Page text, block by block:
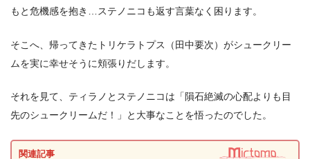
もと危機感を抱き…ステノニコも返す言葉なく困ります。
そこへ、帰ってきたトリケラトプス（田中要次）がシュークリー
ムを実に幸せそうに頬張りだします。
それを見て、ティラノとステノニコは「隕石絶滅の心配よりも目
先のシュークリームだ！」と大事なことを悟ったのでした。
関連記事